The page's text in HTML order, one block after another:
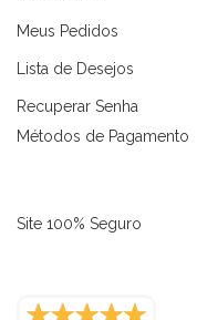
Meus Pedidos
Lista de Desejos
Recuperar Senha
Métodos de Pagamento
Site 100% Seguro